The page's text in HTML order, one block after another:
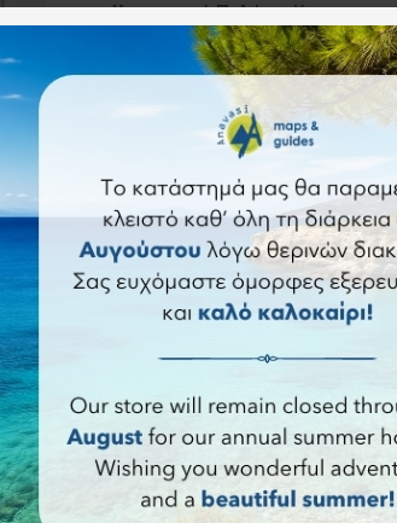
Χρωματική Παλέτα:
εντυπωσιακό ανάγλυφο με
πάνω από 75 χρόνια.
Αναγνωσιμότητα:
Τα ονόματα
διατηρείται η μέγιστη ευκρίνεια.
Ο χάρτης αυτός
Geographic και είναι πλέον
ISBN: 9780792292654
Άμεση